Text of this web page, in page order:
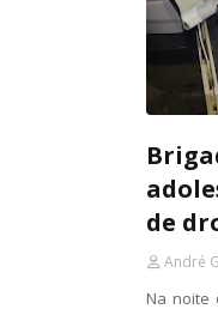
de
André
Na noite